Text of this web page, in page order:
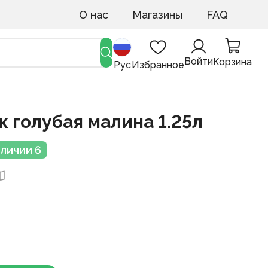
О нас Магазины FAQ
РусИзбранноеВойтиКорзина
голубая малина 1.25л
6